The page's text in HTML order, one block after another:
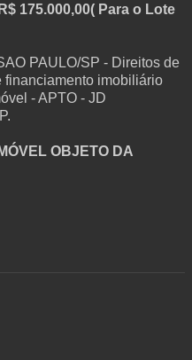
175.000,00( Para o Lote
PAULO/SP - Direitos de
financiamento imobiliário
- APTO - JD
OBJETO DA